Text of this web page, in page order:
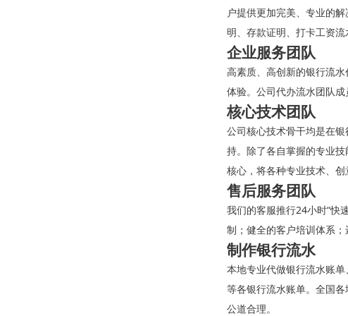
户提供更加完美、专业的
明、存款证明、打卡工资流
企业服务团队
高素质、高创新的银行流
体验。公司代办流水团队
核心技术团队
公司核心技术骨干均是在
持。除了各自掌握的专业
核心，将各种专业技术、
售后服务团队
我们的客服推行24小时“快
制；健全的客户培训体系；
制作银行流水
本地专业代做银行流水账
等各银行流水账单。全国
公道合理。